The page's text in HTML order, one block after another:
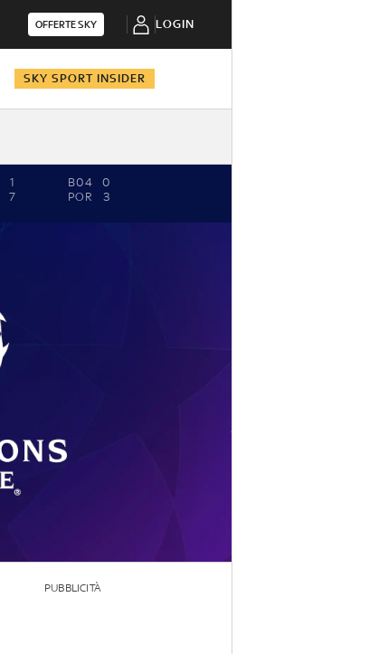
OFFERTE SKY LOGIN
SKY SPORT INSIDER
1
7
B04
0
POR
3
PUBBLICITÀ